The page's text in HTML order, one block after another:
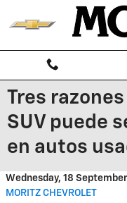
Skip to main content
Tres
SUV puede
en autos
Wednesday, 18
MORITZ CHEVROLET